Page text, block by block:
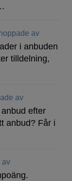
av
i anbuden
tilldelning,
av
efter
anbud? Får i
av